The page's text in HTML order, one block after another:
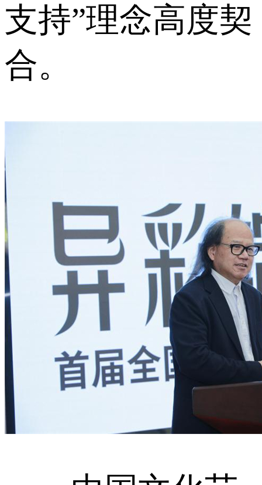
支持”理念高度契
合。